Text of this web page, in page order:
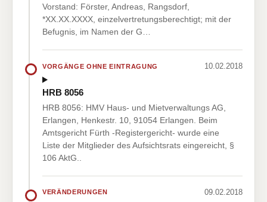
Vorstand: Förster, Andreas, Rangsdorf,
*XX.XX.XXXX, einzelvertretungsberechtigt; mit der
Befugnis, im Namen der G…
VORGÄNGE OHNE EINTRAGUNG 10.02.2018
HRB 8056
HRB 8056: HMV Haus- und Mietverwaltungs AG,
Erlangen, Henkestr. 10, 91054 Erlangen. Beim
Amtsgericht Fürth -Registergericht- wurde eine
Liste der Mitglieder des Aufsichtsrats eingereicht, §
106 AktG..
VERÄNDERUNGEN 09.02.2018